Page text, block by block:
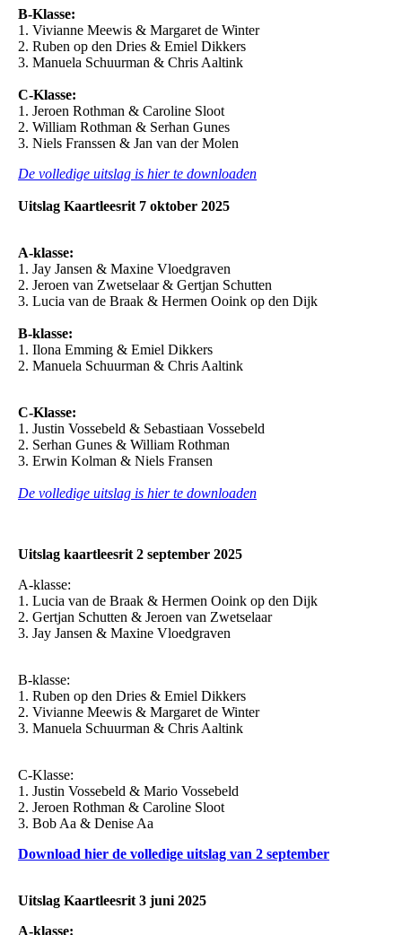
B-Klasse:
1. Vivianne Meewis & Margaret de Winter
2. Ruben op den Dries & Emiel Dikkers
3. Manuela Schuurman & Chris Aaltink
C-Klasse:
1. Jeroen Rothman & Caroline Sloot
2. William Rothman & Serhan Gunes
3. Niels Franssen & Jan van der Molen
De volledige uitslag is hier te downloaden
Uitslag Kaartleesrit 7 oktober 2025
A-klasse:
1. Jay Jansen & Maxine Vloedgraven
2. Jeroen van Zwetselaar & Gertjan Schutten
3. Lucia van de Braak & Hermen Ooink op den Dijk
B-klasse:
1. Ilona Emming & Emiel Dikkers
2. Manuela Schuurman & Chris Aaltink
C-Klasse:
1. Justin Vossebeld & Sebastiaan Vossebeld
2. Serhan Gunes & William Rothman
3. Erwin Kolman & Niels Fransen
De volledige uitslag is hier te downloaden
Uitslag kaartleesrit 2 september 2025
A-klasse:
1. Lucia van de Braak & Hermen Ooink op den Dijk
2. Gertjan Schutten & Jeroen van Zwetselaar
3. Jay Jansen & Maxine Vloedgraven
B-klasse:
1. Ruben op den Dries & Emiel Dikkers
2. Vivianne Meewis & Margaret de Winter
3. Manuela Schuurman & Chris Aaltink
C-Klasse:
1. Justin Vossebeld & Mario Vossebeld
2. Jeroen Rothman & Caroline Sloot
3. Bob Aa & Denise Aa
Download hier de volledige uitslag van 2 september
Uitslag Kaartleesrit 3 juni 2025
A-klasse: